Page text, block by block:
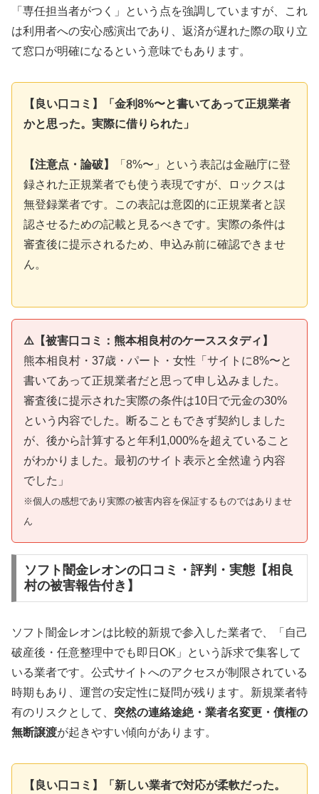
「専任担当者がつく」という点を強調していますが、これ
は利用者への安心感演出であり、返済が遅れた際の取り立
て窓口が明確になるという意味でもあります。
【良い口コミ】「金利8%〜と書いてあって正規業者
かと思った。実際に借りられた」
【注意点・論破】
「8%〜」という表記は金融庁に登
録された正規業者でも使う表現ですが、ロックスは
無登録業者です。この表記は意図的に正規業者と誤
認させるための記載と見るべきです。実際の条件は
審査後に提示されるため、申込み前に確認できませ
ん。
⚠️【被害口コミ：熊本相良村のケーススタディ】
熊本相良村・37歳・パート・女性「サイトに8%〜と
書いてあって正規業者だと思って申し込みました。
審査後に提示された実際の条件は10日で元金の30%
という内容でした。断ることもできず契約しました
が、後から計算すると年利1,000%を超えていること
がわかりました。最初のサイト表示と全然違う内容
でした」
※個人の感想であり実際の被害内容を保証するものではありませ
ん
ソフト闇金レオンの口コミ・評判・実態【相良
村の被害報告付き】
ソフト闇金レオンは比較的新規で参入した業者で、「自己
破産後・任意整理中でも即日OK」という訴求で集客して
いる業者です。公式サイトへのアクセスが制限されている
時期もあり、運営の安定性に疑問が残ります。新規業者特
有のリスクとして、 突然の連絡途絶・業者名変更・債権の
無断譲渡が起きやすい傾向があります。
【良い口コミ】「新しい業者で対応が柔軟だった。